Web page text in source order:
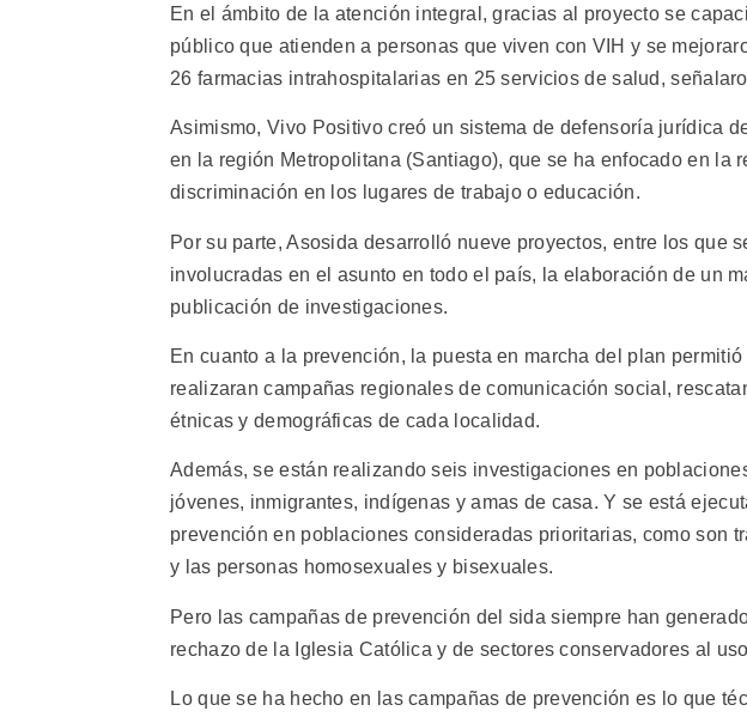
En el ámbito de la atención integral, gracias al proyecto se
público que atienden a personas que viven con VIH y se
26 farmacias intrahospitalarias en 25 servicios de salud,
Asimismo, Vivo Positivo creó un sistema de defensoría jurídica
en la región Metropolitana (Santiago), que se ha enfocado en la
discriminación en los lugares de trabajo o educación.
Por su parte, Asosida desarrolló nueve proyectos, entre los que
involucradas en el asunto en todo el país, la elaboración de un
publicación de investigaciones.
En cuanto a la prevención, la puesta en marcha del plan
realizaran campañas regionales de comunicación social,
étnicas y demográficas de cada localidad.
Además, se están realizando seis investigaciones en
jóvenes, inmigrantes, indígenas y amas de casa. Y se está
prevención en poblaciones consideradas prioritarias, como son
y las personas homosexuales y bisexuales.
Pero las campañas de prevención del sida siempre han
rechazo de la Iglesia Católica y de sectores conservadores al
Lo que se ha hecho en las campañas de prevención es lo que